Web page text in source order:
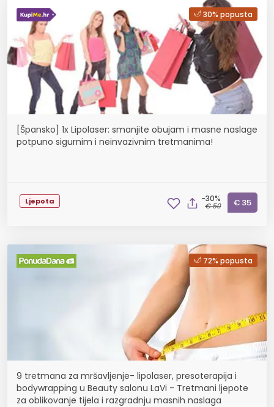
30% popusta
[Špansko] 1x Lipolaser: smanjite obujam i masne naslage
potpuno sigurnim i neinvazivnim tretmanima!
Ljepota -30%
€ 50 € 35
72% popusta
9 tretmana za mršavljenje- lipolaser, presoterapija i
bodywrapping u Beauty salonu LaVi - Tretmani ljepote
za oblikovanje tijela i razgradnju masnih naslaga